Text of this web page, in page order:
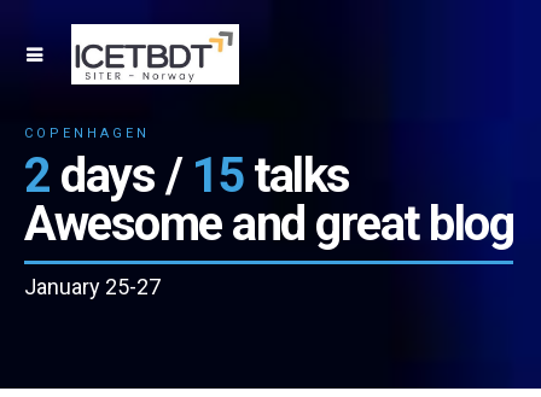
COPENHAGEN
2 days / 15talks
Awesome and great blog
January 25-27